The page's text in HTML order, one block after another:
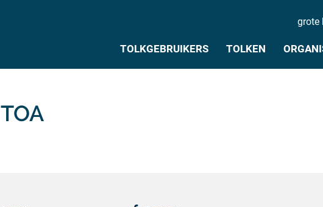
grote
TOLKGEBRUIKERS TOLKEN
TOA